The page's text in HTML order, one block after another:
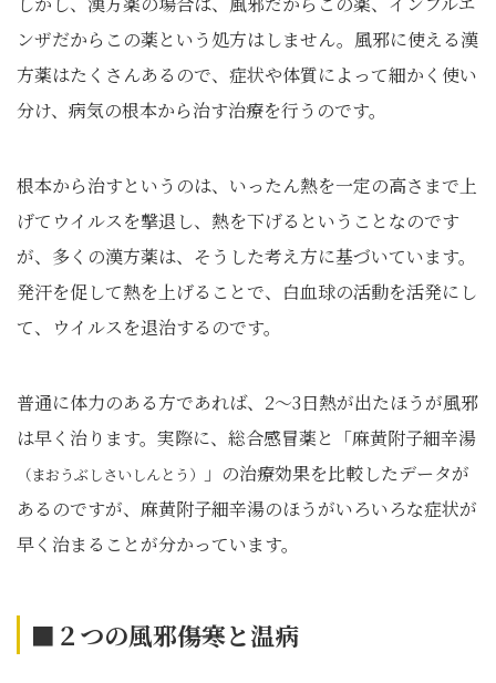
ンザだからこの薬という処方はしません。風邪に使える漢
方薬はたくさんあるので、症状や体質によって細かく使い
分け、病気の根本から治す治療を行うのです。
根本から治すというのは、いったん熱を一定の高さまで上
げてウイルスを撃退し、熱を下げるということなのです
が、多くの漢方薬は、そうした考え方に基づいています。
発汗を促して熱を上げることで、白血球の活動を活発にし
て、ウイルスを退治するのです。
普通に体力のある方であれば、2～3日熱が出たほうが風邪
は早く治ります。実際に、総合感冒薬と「麻黄附子細辛湯
（まおうぶしさいしんとう）
」の治療効果を比較したデータが
あるのですが、麻黄附子細辛湯のほうがいろいろな症状が
早く治まることが分かっています。
■２つの風邪――傷寒と温病